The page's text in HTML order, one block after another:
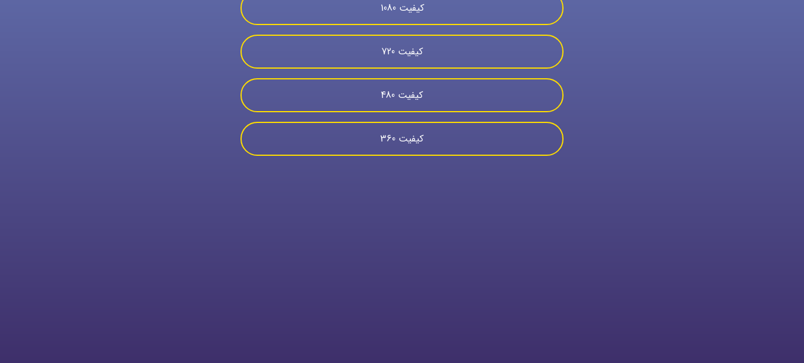
کیفیت 1080
کیفیت 720
کیفیت 480
کیفیت 360